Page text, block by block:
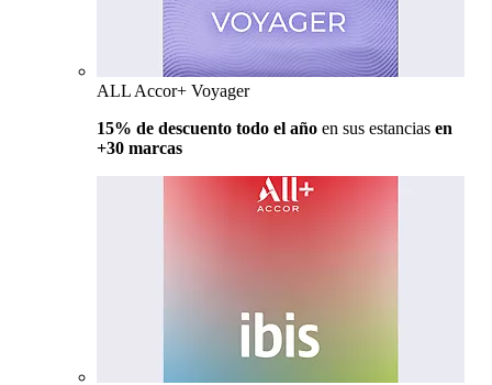
ALL Accor+ Voyager
15% de descuento todo el año en sus estancias en
+30 marcas